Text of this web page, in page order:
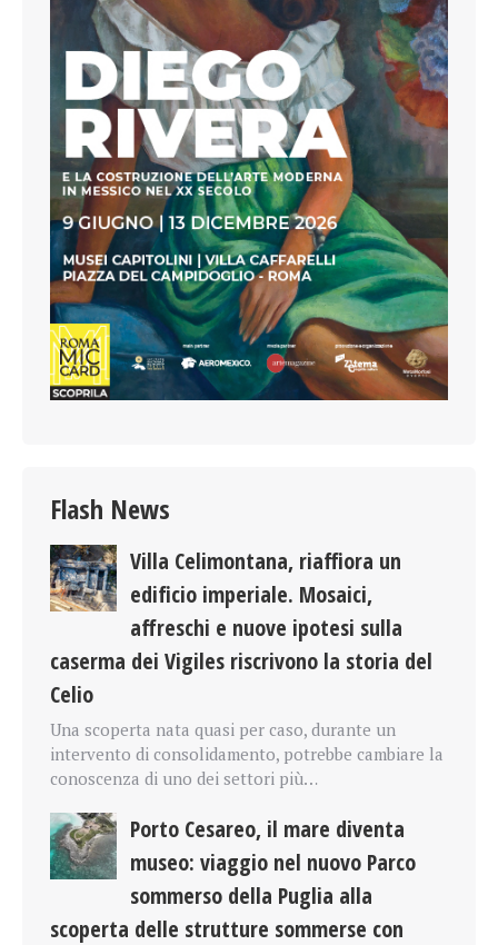
Flash News
Villa Celimontana, riaffiora un
edificio imperiale. Mosaici,
affreschi e nuove ipotesi sulla
caserma dei Vigiles riscrivono la storia del
Celio
Una scoperta nata quasi per caso, durante un
intervento di consolidamento, potrebbe cambiare la
conoscenza di uno dei settori più…
Porto Cesareo, il mare diventa
museo: viaggio nel nuovo Parco
sommerso della Puglia alla
scoperta delle strutture sommerse con